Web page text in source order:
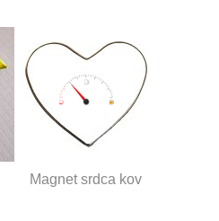
Magnet srdca kov